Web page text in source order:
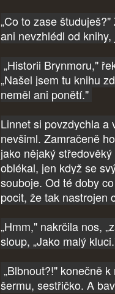
„Co to zase
ani nevzhlédl od
„Historii Brynmoru,"
„Našel jsem tu knihu
neměl ani ponětí."
Linnet si povzdychla a
nevšiml. Zamračeně
jako nějaký
oblékal, jen když se
souboje. Od té doby
pocit, že tak nastrojen
„Hmm," nakrčila nos,
sloup, „Jako malý
„Blbnout?!" konečně
šermu, sestřičko. A